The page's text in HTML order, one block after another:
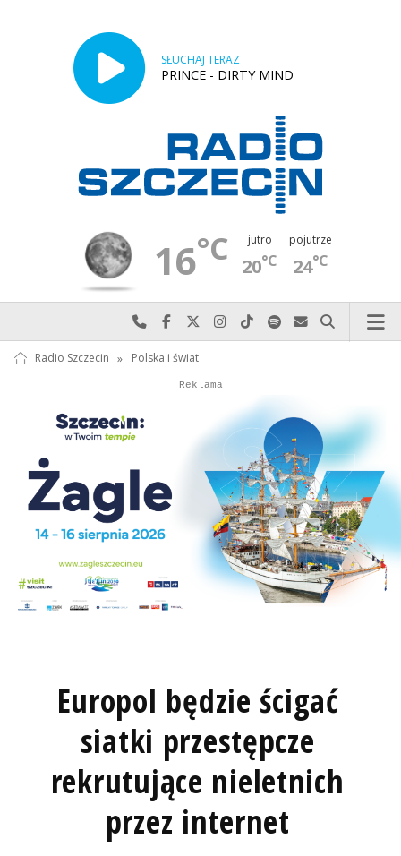
SŁUCHAJ TERAZ
PRINCE - DIRTY MIND
16°C jutro
20°C
pojutrze
24°C
Najlepiej po prostu do nas zadzwoń
Odwiedź nas na Facebook-u
Odwiedź nas na X
Odwiedź nas na Instagram-ie
Odwiedź nas na TikTok-u
Szukaj nas na Spotify
Wyślij do nas
Szukaj
Radio Szczecin » Polska i świat
Autopromocja
Reklama
Europol będzie ścigać
siatki przestępcze
rekrutujące nieletnich
przez internet